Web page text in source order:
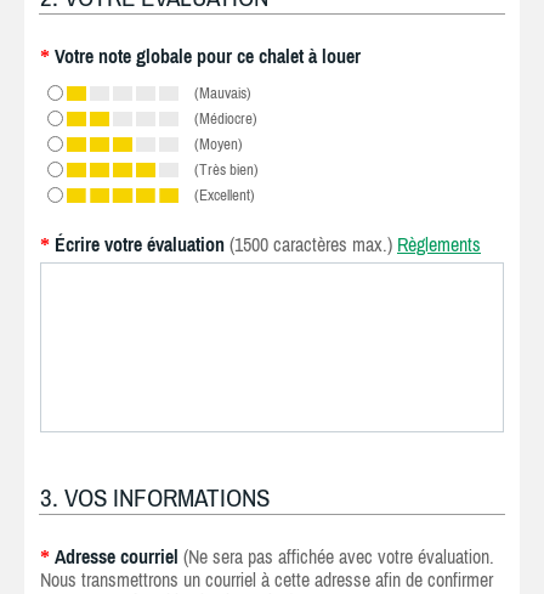
* Votre note globale pour ce chalet à louer
(Mauvais)
(Médiocre)
(Moyen)
(Très bien)
(Excellent)
* Écrire votre évaluation (1500 caractères max.) Règlements
3. VOS INFORMATIONS
* Adresse courriel (Ne sera pas affichée avec votre évaluation.
Nous transmettrons un courriel à cette adresse afin de confirmer